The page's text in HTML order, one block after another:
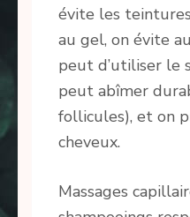
évite les
au gel, on évite
peut d’utiliser le
peut abîmer
follicules), et on
cheveux.
Massages